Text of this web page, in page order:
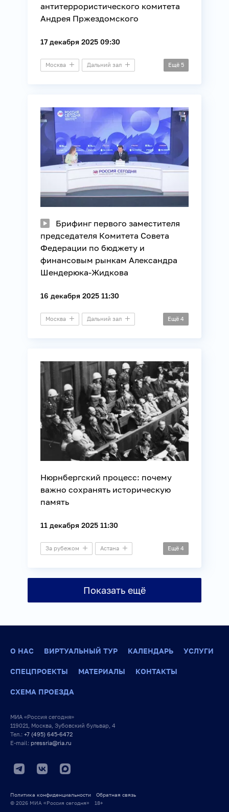
антитеррористического комитета
Андрея Пржездомского
17 декабря 2025 09:30
Москва Дальний зал
СВО Юриспруденция
Ещё 5
Брифинг первого заместителя
председателя Комитета Совета
Федерации по бюджету и
финансовым рынкам Александра
Шендерюка-Жидкова
16 декабря 2025 11:30
Москва Дальний зал Ещё 4
Нюрнбергский процесс: почему
важно сохранять историческую
память
11 декабря 2025 11:30
За рубежом Астана
Общество Юриспруденция
Ещё 4
Показать ещё
О НАС ВИРТУАЛЬНЫЙ ТУР КАЛЕНДАРЬ УСЛУГИ
СПЕЦПРОЕКТЫ МАТЕРИАЛЫ КОНТАКТЫ
СХЕМА ПРОЕЗДА
МИА «Россия сегодня»
119021, Москва, Зубовский бульвар, 4
Тел.: +7 (495) 645-6472
E-mail: pressria@ria.ru
Политика конфиденциальности
Обратная связь
© 2026 МИА «Россия сегодня» 18+